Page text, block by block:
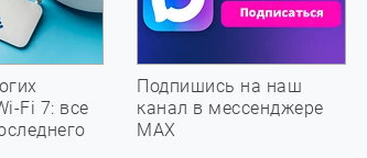
Fi 7: все
Подпишись на наш
канал в мессенджере
МАХ